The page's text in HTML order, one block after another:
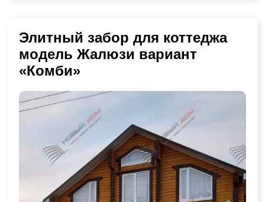
Элитный забор для коттеджа
модель Жалюзи вариант
«Комби»